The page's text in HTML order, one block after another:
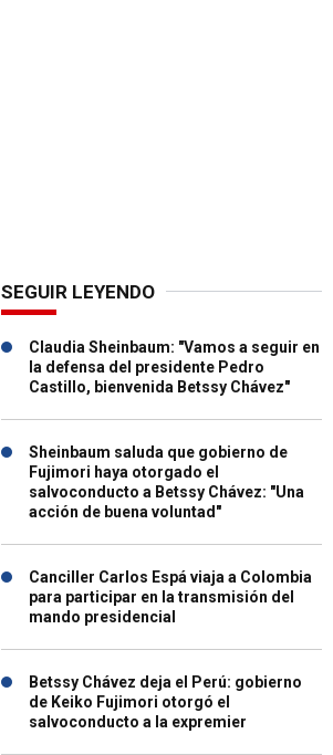
SEGUIR LEYENDO
Claudia Sheinbaum: "Vamos a seguir en
la defensa del presidente Pedro
Castillo, bienvenida Betssy Chávez"
Sheinbaum saluda que gobierno de
Fujimori haya otorgado el
salvoconducto a Betssy Chávez: "Una
acción de buena voluntad"
Canciller Carlos Espá viaja a Colombia
para participar en la transmisión del
mando presidencial
Betssy Chávez deja el Perú: gobierno
de Keiko Fujimori otorgó el
salvoconducto a la expremier